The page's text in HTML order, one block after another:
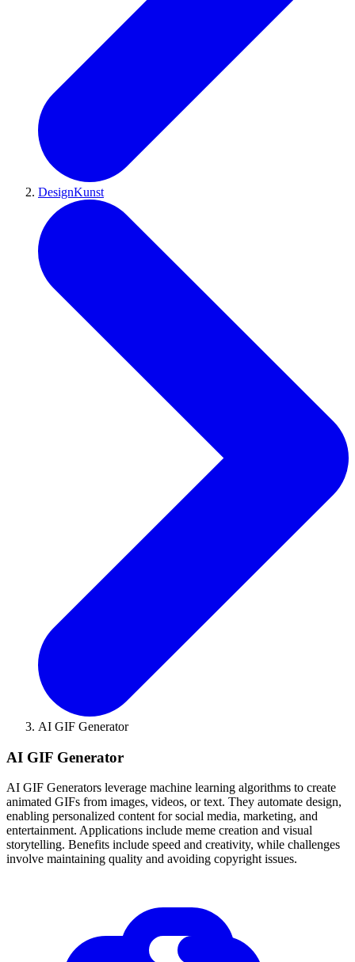
DesignKunst
AI GIF Generator
AI GIF Generator
AI GIF Generators leverage machine learning algorithms to create
animated GIFs from images, videos, or text. They automate design,
enabling personalized content for social media, marketing, and
entertainment. Applications include meme creation and visual
storytelling. Benefits include speed and creativity, while challenges
involve maintaining quality and avoiding copyright issues.